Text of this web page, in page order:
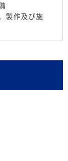
製作及び施